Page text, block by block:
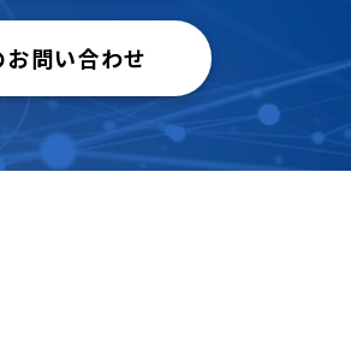
お問い合わせ